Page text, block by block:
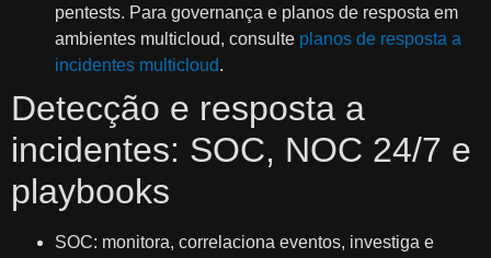
pentests. Para governança e planos de resposta em
ambientes multicloud, consulte planos de resposta a
incidentes multicloud.
Detecção e resposta a
incidentes: SOC, NOC 24/7 e
playbooks
SOC: monitora, correlaciona eventos, investiga e